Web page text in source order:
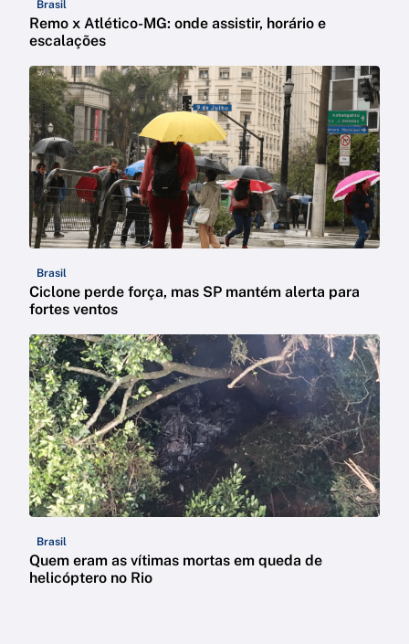
Brasil
Remo x Atlético-MG: onde assistir, horário e
escalações
Brasil
Ciclone perde força, mas SP mantém alerta para
fortes ventos
Brasil
Quem eram as vítimas mortas em queda de
helicóptero no Rio